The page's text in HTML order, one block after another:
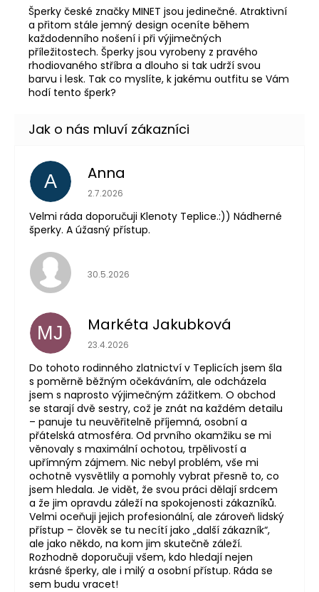
Šperky české značky MINET jsou jedinečné. Atraktivní
a přitom stále jemný design oceníte během
každodenního nošení i při výjimečných
příležitostech. Šperky jsou vyrobeny z pravého
rhodiovaného stříbra a dlouho si tak udrží svou
barvu i lesk. Tak co myslíte, k jakému outfitu se Vám
hodí tento šperk?
A Anna
Hodnocení obchodu je 5 z 5 hvězdiček.
2.7.2026
Velmi ráda doporučuji Klenoty Teplice.:)) Nádherné
šperky. A úžasný přístup.
Hodnocení obchodu je 5 z 5 hvězdiček.
30.5.2026
MJ Markéta Jakubková
Hodnocení obchodu je 5 z 5 hvězdiček.
23.4.2026
Do tohoto rodinného zlatnictví v Teplicích jsem šla
s poměrně běžným očekáváním, ale odcházela
jsem s naprosto výjimečným zážitkem. O obchod
se starají dvě sestry, což je znát na každém detailu
– panuje tu neuvěřitelně příjemná, osobní a
přátelská atmosféra. Od prvního okamžiku se mi
věnovaly s maximální ochotou, trpělivostí a
upřímným zájmem. Nic nebyl problém, vše mi
ochotně vysvětlily a pomohly vybrat přesně to, co
jsem hledala. Je vidět, že svou práci dělají srdcem
a že jim opravdu záleží na spokojenosti zákazníků.
Velmi oceňuji jejich profesionální, ale zároveň lidský
přístup – člověk se tu necítí jako „další zákazník“,
ale jako někdo, na kom jim skutečně záleží.
Rozhodně doporučuji všem, kdo hledají nejen
krásné šperky, ale i milý a osobní přístup. Ráda se
sem budu vracet!